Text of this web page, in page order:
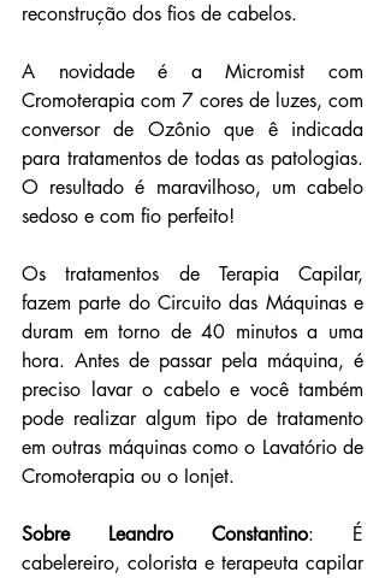
reconstrução dos fios de cabelos.
A novidade é a Micromist com
Cromoterapia com 7 cores de luzes, com
conversor de Ozônio que ê indicada
para tratamentos de todas as patologias.
O resultado é maravilhoso, um cabelo
sedoso e com fio perfeito!
Os tratamentos de Terapia Capilar,
fazem parte do Circuito das Máquinas e
duram em torno de 40 minutos a uma
hora. Antes de passar pela máquina, é
preciso lavar o cabelo e você também
pode realizar algum tipo de tratamento
em outras máquinas como o Lavatório de
Cromoterapia ou o Ionjet.
Sobre Leandro Constantino: É
cabelereiro, colorista e terapeuta capilar